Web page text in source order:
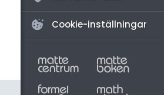
Cookie-inställningar